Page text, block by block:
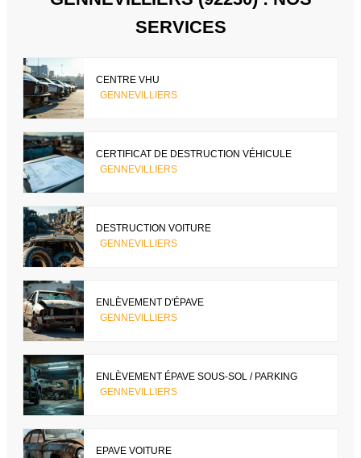
SERVICES
CENTRE VHU
GENNEVILLIERS
CERTIFICAT DE DESTRUCTION VÉHICULE
GENNEVILLIERS
DESTRUCTION VOITURE
GENNEVILLIERS
ENLÈVEMENT D'ÉPAVE
GENNEVILLIERS
ENLÈVEMENT ÉPAVE SOUS-SOL / PARKING
GENNEVILLIERS
EPAVE VOITURE